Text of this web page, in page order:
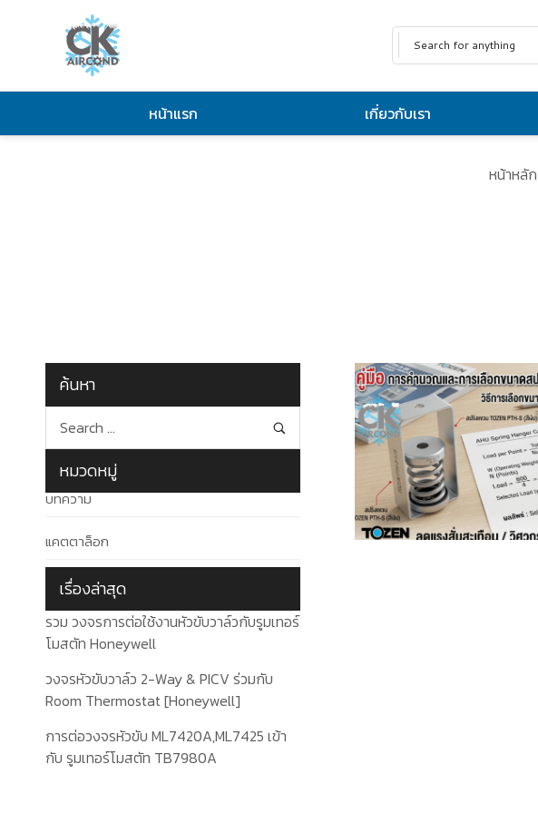
หน้าแรก เกี่ยวกับเรา
หน้าหลัก
ค้นหา
หมวดหมู่
บทความ
แคตตาล็อก
เรื่องล่าสุด
รวม วงจรการต่อใช้งานหัวขับวาล์วกับรูมเทอร์
โมสตัท Honeywell
วงจรหัวขับวาล์ว 2-Way & PICV ร่วมกับ
Room Thermostat [Honeywell]
การต่อวงจรหัวขับ ML7420A,ML7425 เข้า
กับ รูมเทอร์โมสตัท TB7980A